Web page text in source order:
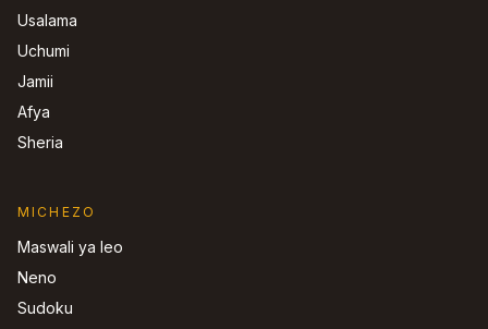
Usalama
Uchumi
Jamii
Afya
Sheria
MICHEZO
Maswali ya leo
Neno
Sudoku